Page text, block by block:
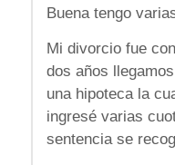
Buena tengo
Mi divorcio fue
dos años
una hipoteca la
ingresé varias
sentencia se